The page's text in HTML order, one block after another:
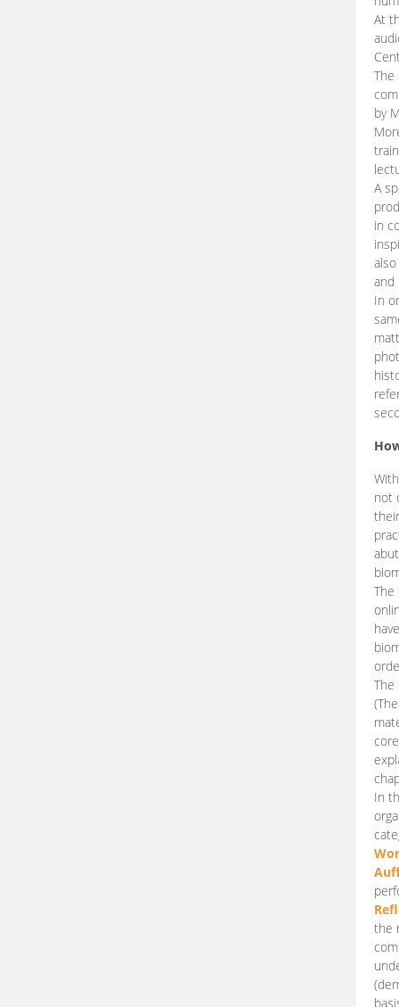
At
The
by
A
in
and
In
not
The
In
the